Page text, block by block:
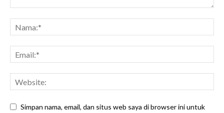
Simpan nama, email, dan situs web saya di browser ini untuk